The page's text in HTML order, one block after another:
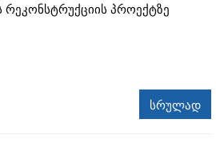
რეკონსტრუქციის პროექტზე
სრულად